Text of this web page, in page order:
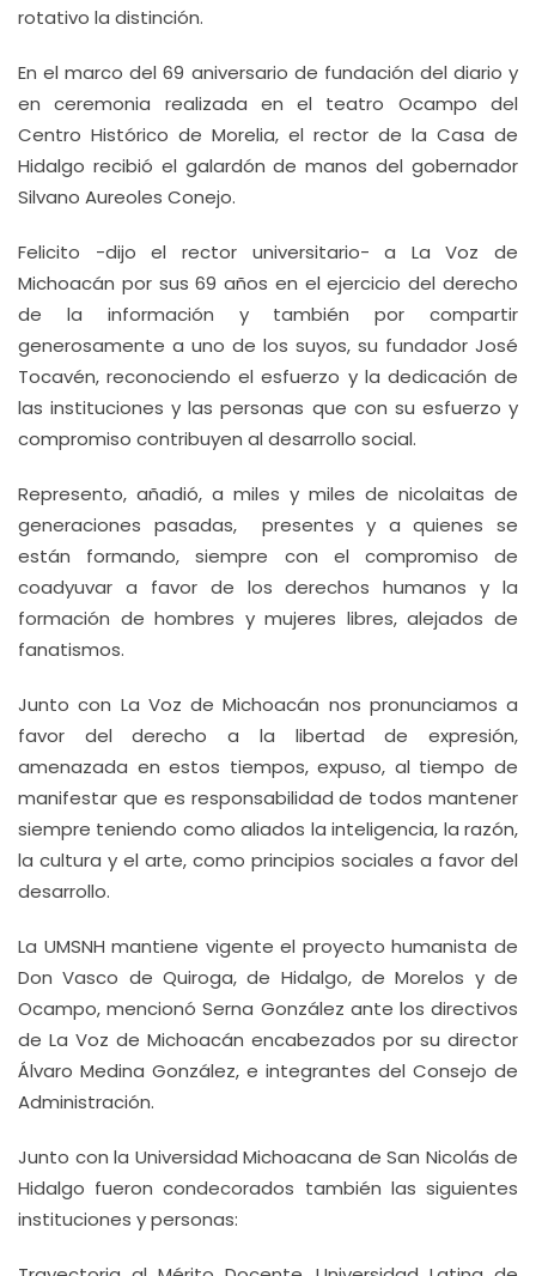
rotativo la distinción.
En el marco del 69 aniversario de fundación del diario y
en ceremonia realizada en el teatro Ocampo del
Centro Histórico de Morelia, el rector de la Casa de
Hidalgo recibió el galardón de manos del gobernador
Silvano Aureoles Conejo.
Felicito -dijo el rector universitario- a La Voz de
Michoacán por sus 69 años en el ejercicio del derecho
de la información y también por compartir
generosamente a uno de los suyos, su fundador José
Tocavén, reconociendo el esfuerzo y la dedicación de
las instituciones y las personas que con su esfuerzo y
compromiso contribuyen al desarrollo social.
Represento, añadió, a miles y miles de nicolaitas de
generaciones pasadas, presentes y a quienes se
están formando, siempre con el compromiso de
coadyuvar a favor de los derechos humanos y la
formación de hombres y mujeres libres, alejados de
fanatismos.
Junto con La Voz de Michoacán nos pronunciamos a
favor del derecho a la libertad de expresión,
amenazada en estos tiempos, expuso, al tiempo de
manifestar que es responsabilidad de todos mantener
siempre teniendo como aliados la inteligencia, la razón,
la cultura y el arte, como principios sociales a favor del
desarrollo.
La UMSNH mantiene vigente el proyecto humanista de
Don Vasco de Quiroga, de Hidalgo, de Morelos y de
Ocampo, mencionó Serna González ante los directivos
de La Voz de Michoacán encabezados por su director
Álvaro Medina González, e integrantes del Consejo de
Administración.
Junto con la Universidad Michoacana de San Nicolás de
Hidalgo fueron condecorados también las siguientes
instituciones y personas: